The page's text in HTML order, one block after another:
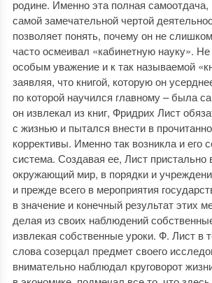
родине. Именно эта полная самоотдача,
самой замечательной чертой
позволяет понять, почему он не
часто осмеивал «кабинетную науку».
особым уважение и к так называемой
заявляя, что книгой, которую он
по которой научился главному – была
он извлекал из книг, Фридрих Лист
с жизнью и пытался внести в
коррективы. Именно так возникла и его
система. Создавая ее, Лист пристально
окружающий мир, в порядки и
и прежде всего в мероприятия
в значение и конечный результат этих
делая из своих наблюдений
извлекая собственные уроки. Ф. Лист в
слова созерцал предмет своего
внимательно наблюдал круговорот